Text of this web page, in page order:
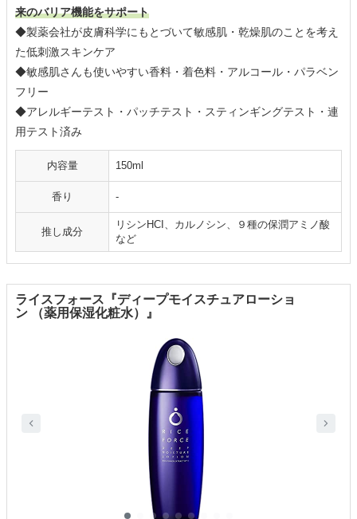
来のバリア機能をサポート
◆製薬会社が皮膚科学にもとづいて敏感肌・乾燥肌のことを考え
た低刺激スキンケア
◆敏感肌さんも使いやすい香料・着色料・アルコール・パラベン
フリー
◆アレルギーテスト・パッチテスト・スティンギングテスト・連
用テスト済み
内容量 150ml
香り -
推し成分
リシンHCI、カルノシン、９種の保潤アミノ酸
など
ライスフォース『ディープモイスチュアローショ
ン （薬用保湿化粧水）』